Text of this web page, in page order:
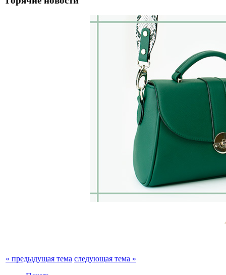
« предыдущая тема следующая тема »